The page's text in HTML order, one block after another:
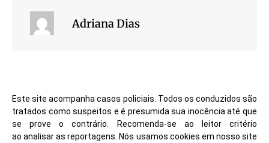
Adriana Dias
Este site acompanha casos policiais. Todos os conduzidos são
tratados como suspeitos e é presumida sua inocência até que
se prove o contrário. Recomenda-se ao leitor critério
ao analisar as reportagens. Nós usamos cookies em nosso site